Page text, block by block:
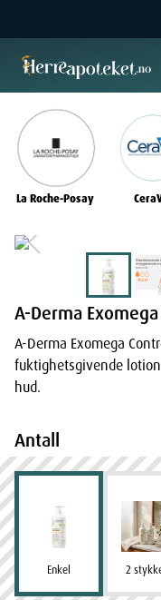
La Roche-Posay
A-Derma
A-Derma Exomega
fuktighetsgivende
hud.
Antall
Enkel 2